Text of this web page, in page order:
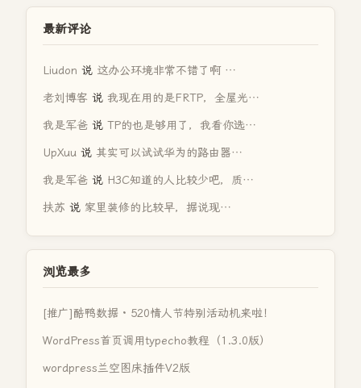
最新评论
Liudon 说 这办公环境非常不错了啊 …
老刘博客 说 我现在用的是FRTP，全屋光…
我是军爸 说 TP的也是够用了，我看你选…
UpXuu 说 其实可以试试华为的路由器…
我是军爸 说 H3C知道的人比较少吧，质…
扶苏 说 家里装修的比较早，据说现…
浏览最多
[推广]酷鸭数据 · 520情人节特别活动机来啦！
WordPress首页调用typecho教程（1.3.0版）
wordpress兰空图床插件V2版